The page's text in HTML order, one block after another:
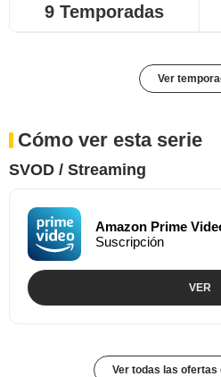
9 Temporadas
Ver
Cómo ver esta serie
SVOD / Streaming
Amazon Prime
Suscripción
VER
Ver todas las ofertas